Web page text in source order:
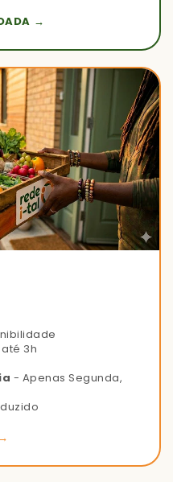
→
3h
- Apenas Segunda,